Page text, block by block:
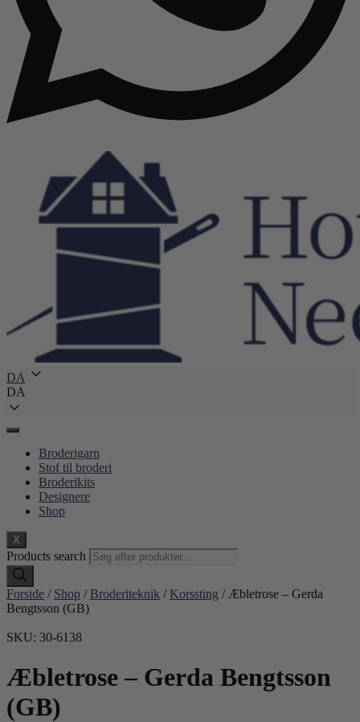
DA
DA
Broderigarn
Stof til broderi
Broderikits
Designere
Shop
X
Products search
Forside / Shop / Broderiteknik / Korssting / Æbletrose – Gerda
Bengtsson (GB)
SKU: 30-6138
Æbletrose – Gerda Bengtsson
(GB)